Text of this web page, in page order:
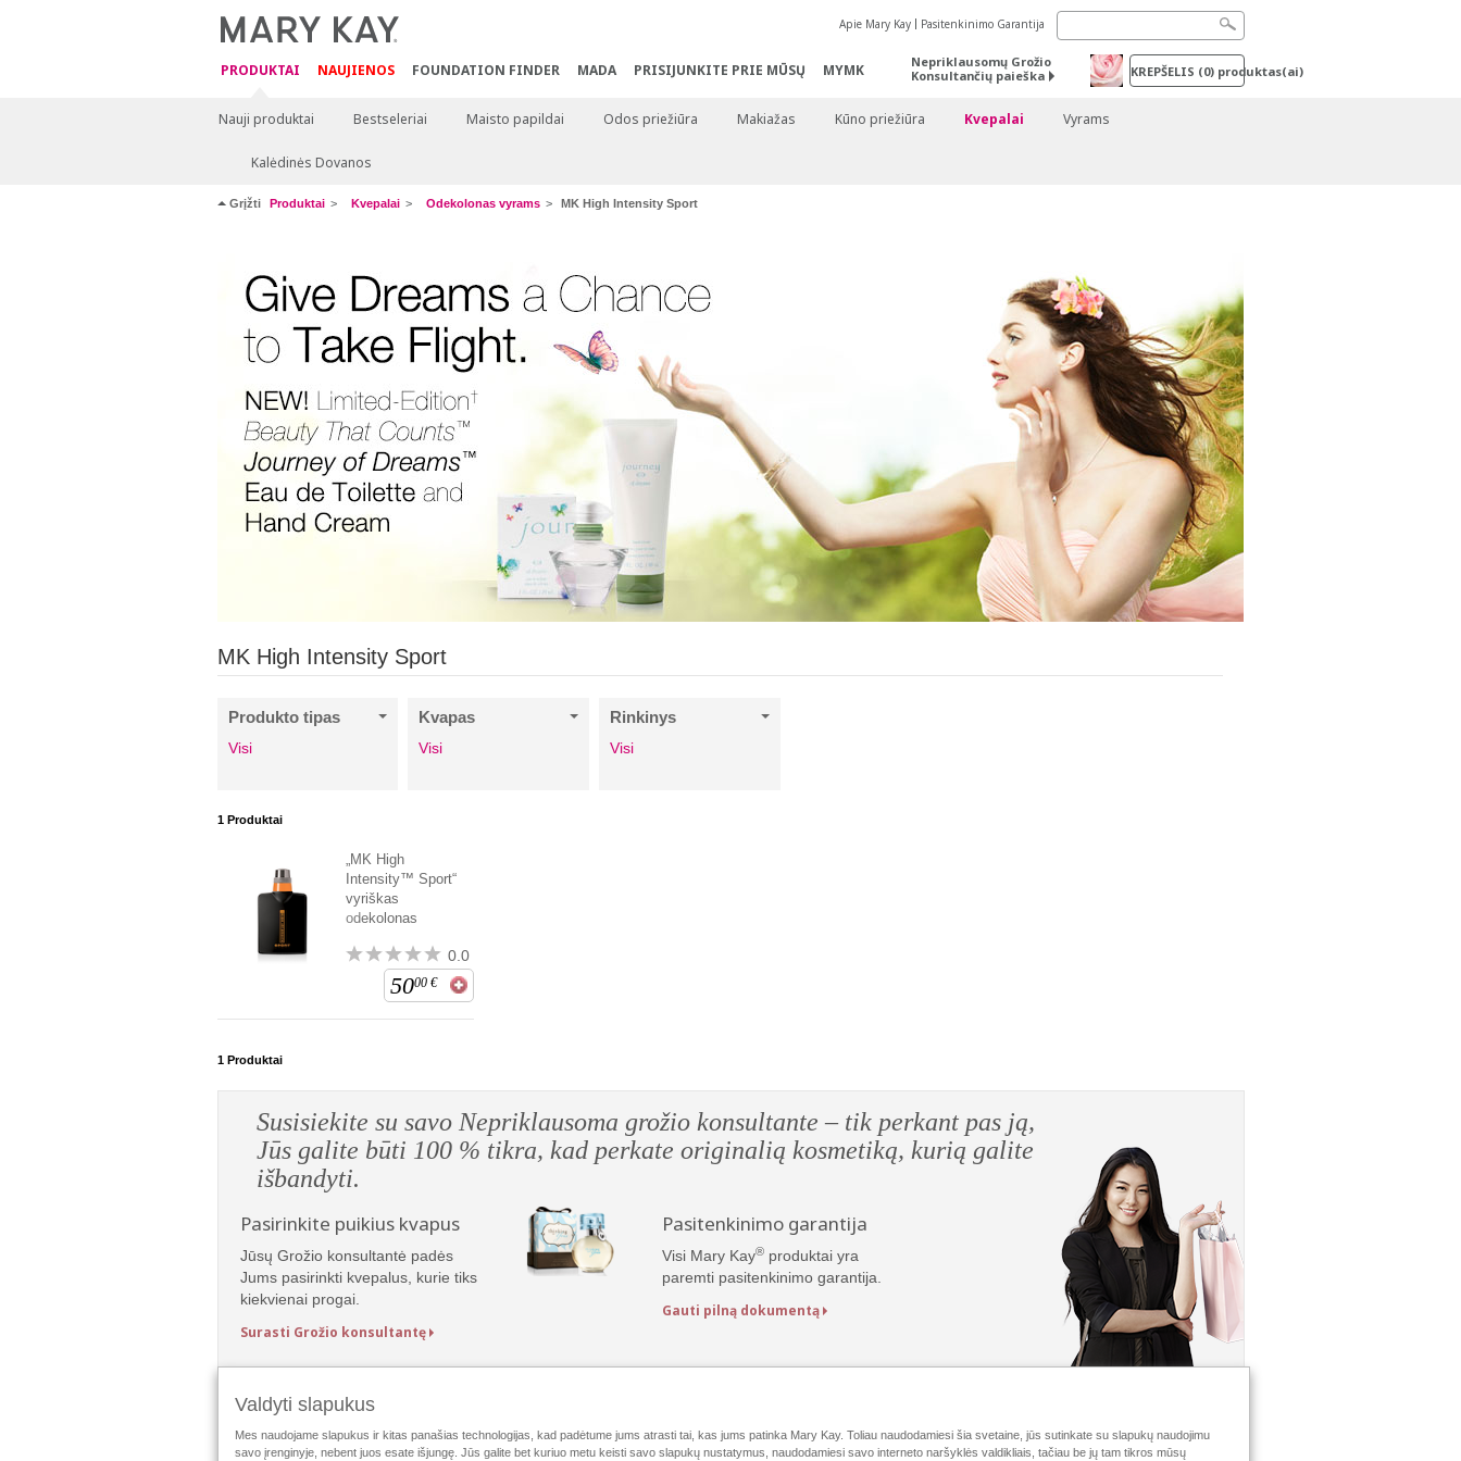
PRODUKTAI NAUJIENOS FOUNDATION FINDER MADA PRISIJUNKITE PRIE MŪSŲ MYMK
Apie Mary Kay Pasitenkinimo Garantija
Nepriklausomų Grožio
Konsultančių paieška
KREPŠELIS (0) produktas(ai)
Nauji produktai Bestseleriai Maisto papildai Odos priežiūra Makiažas Kūno priežiūra Kvepalai Vyrams
Kalėdinės Dovanos
Grįžti Produktai Kvepalai Odekolonas vyrams MK High Intensity Sport
MK High Intensity Sport
Produkto tipas
Visi
Kvapas
Visi
Rinkinys
Visi
1Produktai
„MK High
Intensity™ Sport“
vyriškas
odekolonas
0.0
5000 €
1Produktai
Susisiekite su savo Nepriklausoma grožio konsultante – tik perkant pas ją,
Jūs galite būti 100 % tikra, kad perkate originalią kosmetiką, kurią galite
išbandyti.
Pasirinkite puikius kvapus
Jūsų Grožio konsultantė padės
Jums pasirinkti kvepalus, kurie tiks
kiekvienai progai.
Surasti Grožio konsultantę
Pasitenkinimo garantija
Visi Mary Kay® produktai yra
paremti pasitenkinimo garantija.
Gauti pilną dokumentą
Valdyti slapukus
Mes naudojame slapukus ir kitas panašias technologijas, kad padėtume jums atrasti tai, kas jums patinka Mary Kay. Toliau naudodamiesi šia svetaine, jūs sutinkate su slapukų naudojimu
savo įrenginyje, nebent juos esate išjungę. Jūs galite bet kuriuo metu keisti savo slapukų nustatymus, naudodamiesi savo interneto naršyklės valdikliais, tačiau be jų tam tikros mūsų